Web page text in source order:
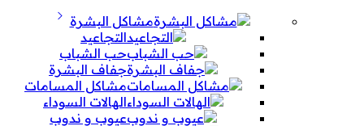
مشاكل البشرة
التجاعيد
حب الشباب
جفاف البشرة
مشاكل المسامات
الهالات السوداء
عيوب و ندوب